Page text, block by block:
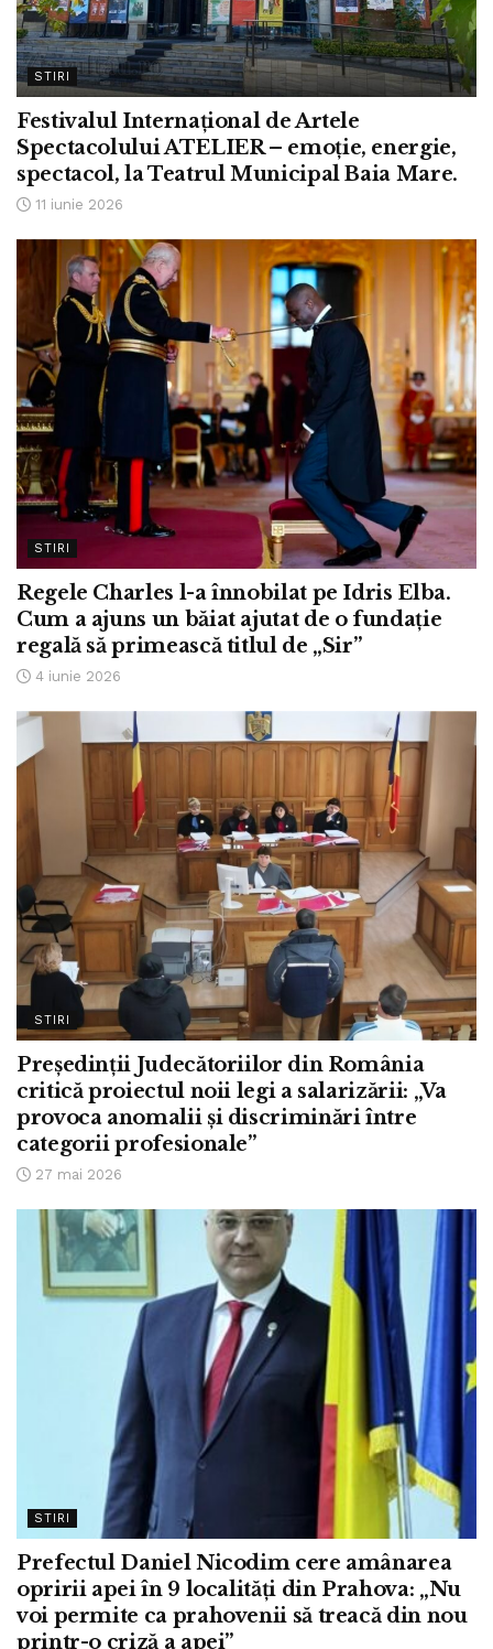
STIRI
Festivalul Internațional de Artele
Spectacolului ATELIER – emoție, energie,
spectacol, la Teatrul Municipal Baia Mare.
11 iunie 2026
STIRI
Regele Charles l-a înnobilat pe Idris Elba.
Cum a ajuns un băiat ajutat de o fundație
regală să primească titlul de „Sir”
4 iunie 2026
STIRI
Președinții Judecătoriilor din România
critică proiectul noii legi a salarizării: „Va
provoca anomalii și discriminări între
categorii profesionale”
27 mai 2026
STIRI
Prefectul Daniel Nicodim cere amânarea
opririi apei în 9 localități din Prahova: „Nu
voi permite ca prahovenii să treacă din nou
printr-o criză a apei”